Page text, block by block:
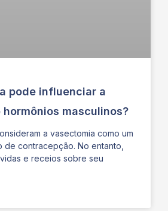
pode influenciar a
masculinos?
a vasectomia como um
de contracepção. No entanto,
e receios sobre seu